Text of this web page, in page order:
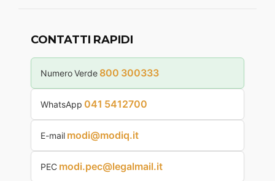
CONTATTI RAPIDI
Numero Verde 800 300333
WhatsApp 041 5412700
E-mail modi@modiq.it
PEC modi.pec@legalmail.it